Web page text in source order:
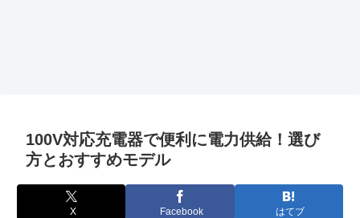
100V対応充電器で便利に電力供給！選び
方とおすすめモデル
X Facebook はてブ